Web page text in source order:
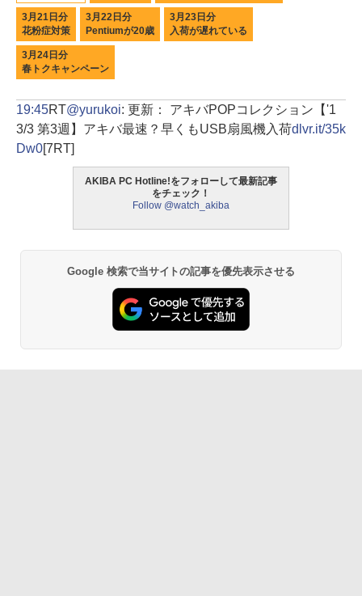
3月21日分
花粉症対策
3月22日分
Pentiumが20歳
3月23日分
入荷が遅れている
3月24日分
春トクキャンペーン
19:45RT@yurukoi: 更新： アキバPOPコレクション【'1
3/3 第3週】アキバ最速？早くもUSB扇風機入荷dlvr.it/35k
Dw0[7RT]
AKIBA PC Hotline!をフォローして最新記事
をチェック！
Follow @watch_akiba
Google 検索で当サイトの記事を優先表示させる